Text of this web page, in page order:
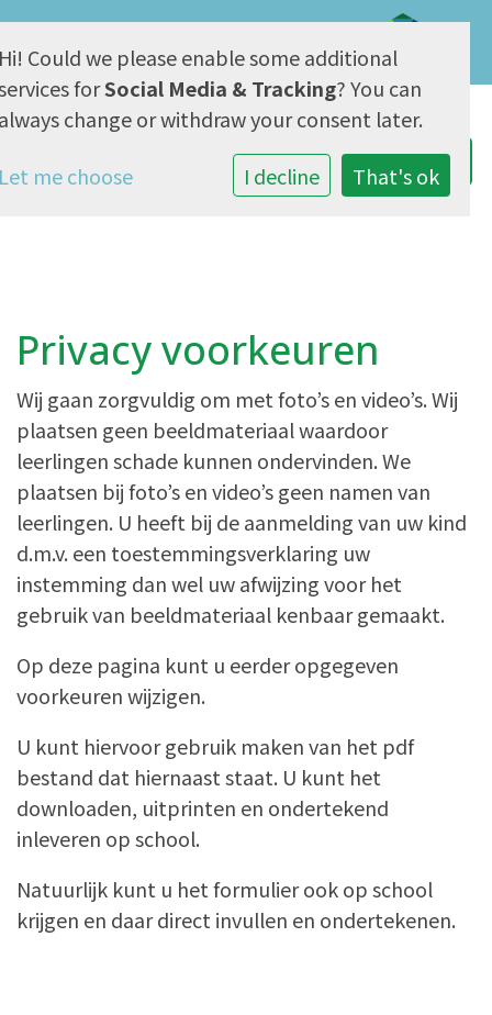
AVG & Privacy
Privacy voorkeuren
Wij gaan zorgvuldig om met foto’s en video’s. Wij
plaatsen geen beeldmateriaal waardoor
leerlingen schade kunnen ondervinden. We
plaatsen bij foto’s en video’s geen namen van
leerlingen. U heeft bij de aanmelding van uw kind
d.m.v. een toestemmingsverklaring uw
instemming dan wel uw afwijzing voor het
gebruik van beeldmateriaal kenbaar gemaakt.
Op deze pagina kunt u eerder opgegeven
voorkeuren wijzigen.
U kunt hiervoor gebruik maken van het pdf
bestand dat hiernaast staat. U kunt het
downloaden, uitprinten en ondertekend
inleveren op school.
Natuurlijk kunt u het formulier ook op school
krijgen en daar direct invullen en ondertekenen.
Could we please enable some additional
forSocial Media & Tracking? You can
change or withdraw your consent later.
me choose
I decline That's ok